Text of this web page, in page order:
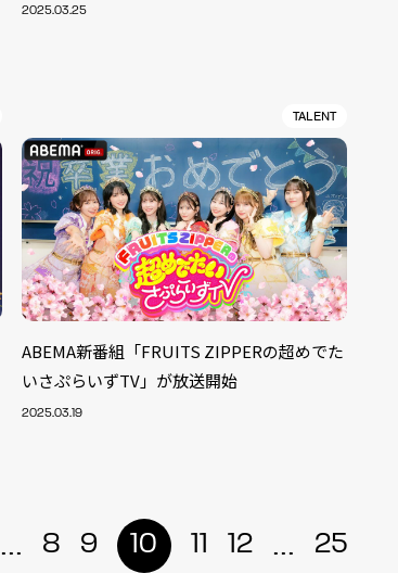
2025.03.25
TALENT
ABEMA新番組「FRUITS ZIPPERの超めでた
いさぷらいずTV」が放送開始
2025.03.19
... 8 9 10 11 12 ... 25